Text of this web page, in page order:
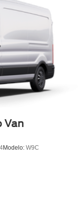
Van
Modelo: W9C